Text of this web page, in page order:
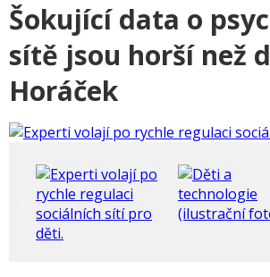
Šokující data o
sítě jsou horší než
Horáček